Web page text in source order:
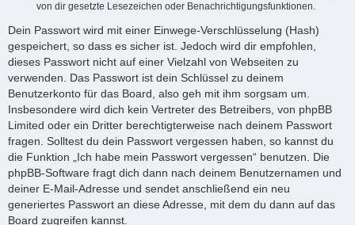
von dir gesetzte Lesezeichen oder Benachrichtigungsfunktionen.
Dein Passwort wird mit einer Einwege-Verschlüsselung (Hash)
gespeichert, so dass es sicher ist. Jedoch wird dir empfohlen,
dieses Passwort nicht auf einer Vielzahl von Webseiten zu
verwenden. Das Passwort ist dein Schlüssel zu deinem
Benutzerkonto für das Board, also geh mit ihm sorgsam um.
Insbesondere wird dich kein Vertreter des Betreibers, von phpBB
Limited oder ein Dritter berechtigterweise nach deinem Passwort
fragen. Solltest du dein Passwort vergessen haben, so kannst du
die Funktion „Ich habe mein Passwort vergessen“ benutzen. Die
phpBB-Software fragt dich dann nach deinem Benutzernamen und
deiner E-Mail-Adresse und sendet anschließend ein neu
generiertes Passwort an diese Adresse, mit dem du dann auf das
Board zugreifen kannst.